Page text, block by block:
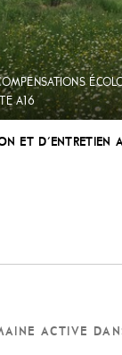
A16
ET D'ENTRETIEN
ACTIVE